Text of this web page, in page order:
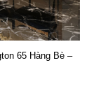
65 Hàng Bè –